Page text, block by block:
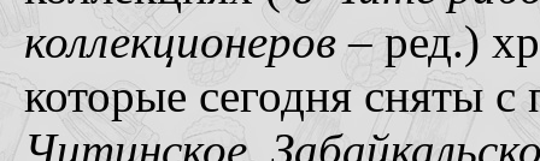
коллекционеров– ред.)
которые сегодня сняты с
Читинское,